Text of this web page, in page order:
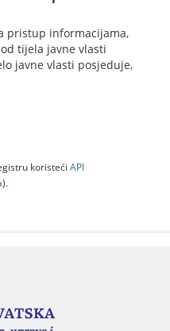
pristup informacijama,
tijela javne vlasti
javne vlasti posjeduje,
koristeći API
).